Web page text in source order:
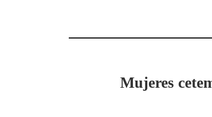
Mujeres